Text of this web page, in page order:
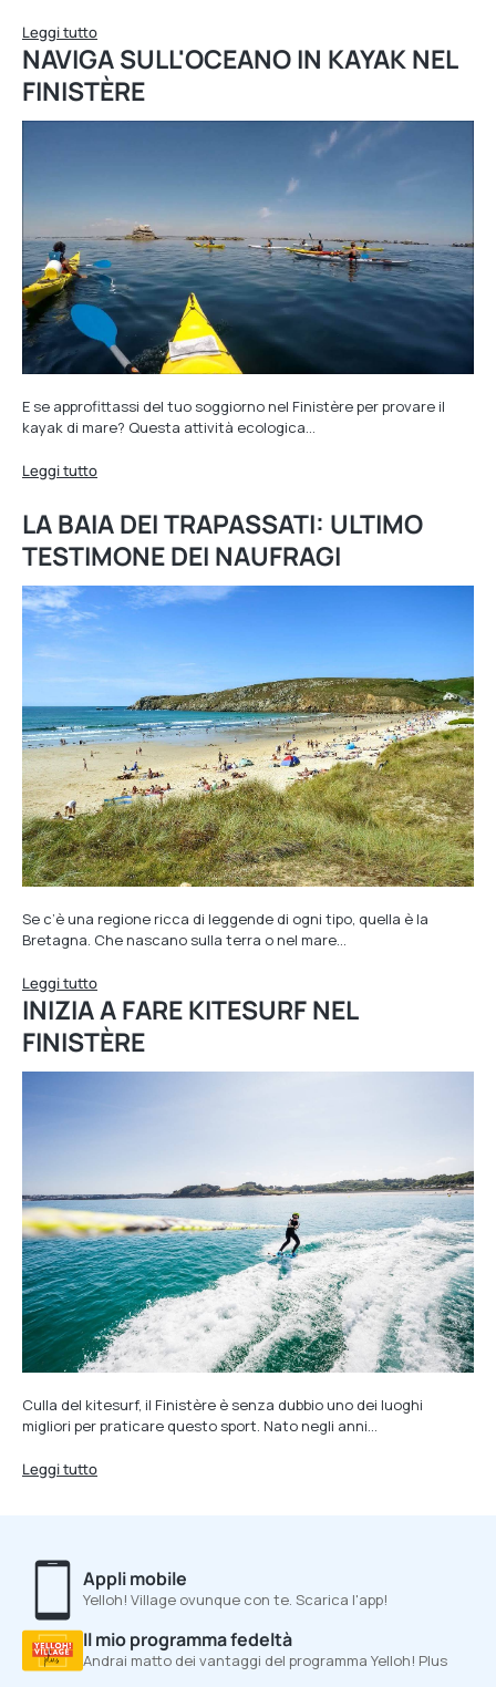
Leggi tutto
NAVIGA SULL'OCEANO IN KAYAK NEL
FINISTÈRE
E se approfittassi del tuo soggiorno nel Finistère per provare il
kayak di mare? Questa attività ecologica…
Leggi tutto
LA BAIA DEI TRAPASSATI: ULTIMO
TESTIMONE DEI NAUFRAGI
Se c’è una regione ricca di leggende di ogni tipo, quella è la
Bretagna. Che nascano sulla terra o nel mare…
Leggi tutto
INIZIA A FARE KITESURF NEL
FINISTÈRE
Culla del kitesurf, il Finistère è senza dubbio uno dei luoghi
migliori per praticare questo sport. Nato negli anni…
Leggi tutto
Appli mobile
Yelloh! Village ovunque con te. Scarica l'app!
Il mio programma fedeltà
Andrai matto dei vantaggi del programma Yelloh! Plus